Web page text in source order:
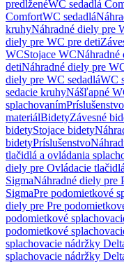
predĺženéWC sedadlá
ComfortWC sedadlá
kruhyNáhradné diely pre
diely pre WC pre deti
WCStojace WCNáhradné
detiNáhradné diely pre
diely pre WC sedadláWC
sedacie kruhyNášľapné
splachovanímPríslušenstvo
materiálBidetyZávesné
bidetyStojace bidety
bidetyPríslušenstvo
tlačidlá a ovládania
diely pre Ovládacie tlačidlá
SigmaNáhradné diely pre
SigmaPre podomietkové
diely pre Pre
podomietkové
podomietkové
splachovacie nádržky
splachovacie nádržky